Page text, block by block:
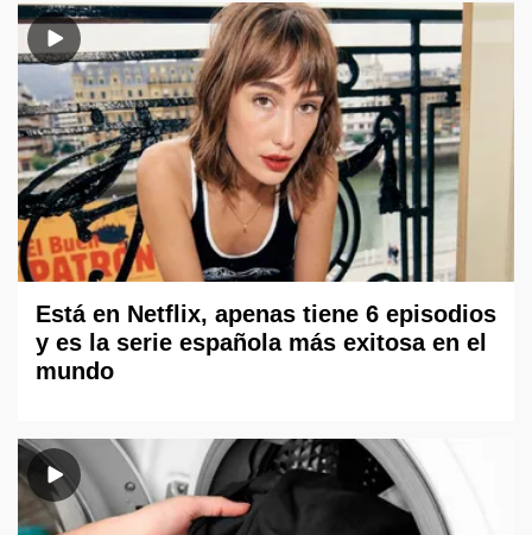
Está en Netflix, apenas tiene 6 episodios
y es la serie española más exitosa en el
mundo